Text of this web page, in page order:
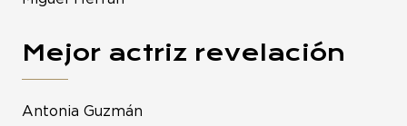
Mejor actriz revelación
Antonia Guzmán